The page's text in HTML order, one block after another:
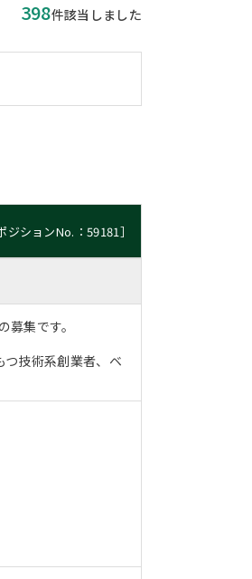
398件該当しました
ジションNo.：59181］
集です。
技術系創業者、ベ